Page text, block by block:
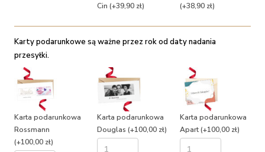
Cin (+39,90 zł)
(+38,90 zł)
Karty podarunkowe są ważne przez rok od daty nadania
przesyłki.
Karta podarunkowa
Rossmann
(+100,00 zł)
Karta podarunkowa
Douglas (+100,00 zł)
Karta podarunkowa
Apart(+100,00 zł)